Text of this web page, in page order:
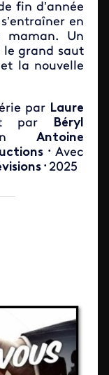
fin d’année
en
maman. Un
le grand saut
la nouvelle
par Laure
par
Béryl
Antoine
•
Avec
• 2025